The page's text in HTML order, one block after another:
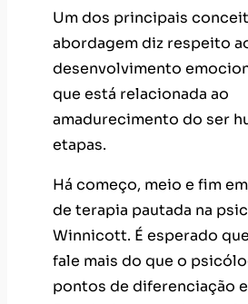
Um dos principais
abordagem diz respeito
desenvolvimento
que está relacionada ao
amadurecimento do ser
etapas.
Há começo, meio e fim
de terapia pautada na
Winnicott. É esperado
fale mais do que o
pontos de diferenciação